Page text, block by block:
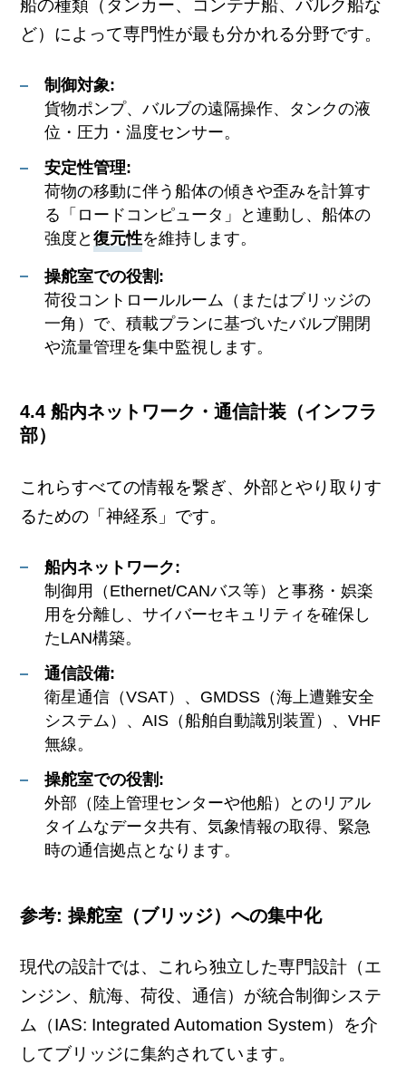
船の種類（タンカー、コンテナ船、バルク船な
ど）によって専門性が最も分かれる分野です。
制御対象:
貨物ポンプ、バルブの遠隔操作、タンクの液
位・圧力・温度センサー。
安定性管理:
荷物の移動に伴う船体の傾きや歪みを計算す
る「ロードコンピュータ」と連動し、船体の
強度と復元性を維持します。
操舵室での役割:
荷役コントロールルーム（またはブリッジの
一角）で、積載プランに基づいたバルブ開閉
や流量管理を集中監視します。
4.4 船内ネットワーク・通信計装（インフラ
部）
これらすべての情報を繋ぎ、外部とやり取りす
るための「神経系」です。
船内ネットワーク:
制御用（Ethernet/CANバス等）と事務・娯楽
用を分離し、サイバーセキュリティを確保し
たLAN構築。
通信設備:
衛星通信（VSAT）、GMDSS（海上遭難安全
システム）、AIS（船舶自動識別装置）、VHF
無線。
操舵室での役割:
外部（陸上管理センターや他船）とのリアル
タイムなデータ共有、気象情報の取得、緊急
時の通信拠点となります。
参考: 操舵室（ブリッジ）への集中化
現代の設計では、これら独立した専門設計（エ
ンジン、航海、荷役、通信）が統合制御システ
ム（IAS: Integrated Automation System）を介
してブリッジに集約されています。